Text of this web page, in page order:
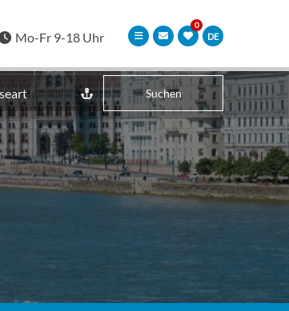
DE
Mo-Fr 9-18 Uhr
Suchen